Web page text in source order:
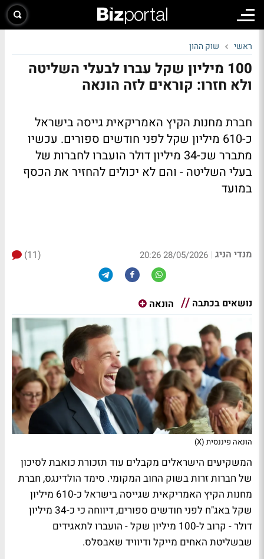
ראשי שוק ההון
100 מיליון שקל עברו לבעלי השליטה
ולא חזרו: קוראים לזה הונאה
חברת מחנות הקיץ האמריקאית גייסה בישראל
כ-610 מיליון שקל לפני חודשים ספורים. עכשיו
מתברר שכ-34 מיליון דולר הועברו לחברות של
בעלי השליטה - והם לא יכולים להחזיר את הכסף
במועד
מנדי הניג |
28/05/2026 20:26
(11)
נושאים בכתבה הונאה
הונאה פיננסית (X)
המשקיעים הישראלים מקבלים עוד תזכורת כואבת לסיכון
של חברות זרות בשוק החוב המקומי. סימד הולדינגס, חברת
מחנות הקיץ האמריקאית שגייסה בישראל כ-610 מיליון
שקל באג"ח לפני חודשים ספורים, דיווחה כי כ-34 מיליון
דולר - קרוב ל-100 מיליון שקל - הועברו לתאגידים
שבשליטת האחים מייקל ודיוויד שאבסלס.